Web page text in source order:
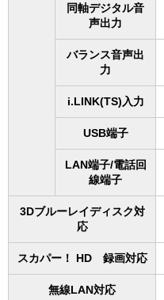
同軸デジタル音
声出力
バランス音声出
力
i.LINK(TS)入力
USB端子
LAN端子/電話回
線端子
3Dブルーレイディスク対
応
スカパー！ HD 録画対応
無線LAN対応